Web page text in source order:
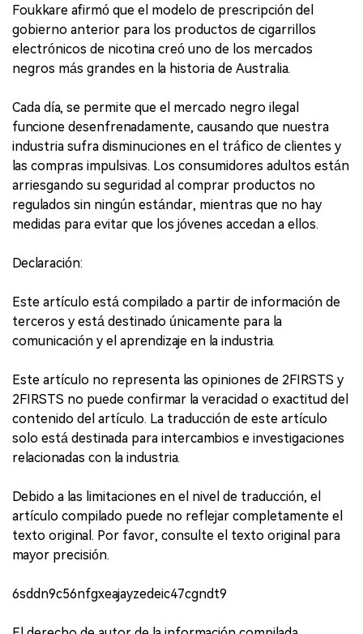
Foukkare afirmó que el modelo de prescripción del
gobierno anterior para los productos de cigarrillos
electrónicos de nicotina creó uno de los mercados
negros más grandes en la historia de Australia.
Cada día, se permite que el mercado negro ilegal
funcione desenfrenadamente, causando que nuestra
industria sufra disminuciones en el tráfico de clientes y
las compras impulsivas. Los consumidores adultos están
arriesgando su seguridad al comprar productos no
regulados sin ningún estándar, mientras que no hay
medidas para evitar que los jóvenes accedan a ellos.
Declaración:
Este artículo está compilado a partir de información de
terceros y está destinado únicamente para la
comunicación y el aprendizaje en la industria.
Este artículo no representa las opiniones de 2FIRSTS y
2FIRSTS no puede confirmar la veracidad o exactitud del
contenido del artículo. La traducción de este artículo
solo está destinada para intercambios e investigaciones
relacionadas con la industria.
Debido a las limitaciones en el nivel de traducción, el
artículo compilado puede no reflejar completamente el
texto original. Por favor, consulte el texto original para
mayor precisión.
6sddn9c56nfgxeajayzedeic47cgndt9